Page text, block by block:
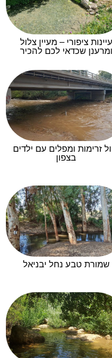
עיינות ציפורי – מעיין צלול
ומרענן שכדאי לכם להכיר
זרימות ומפלים עם ילדים
בצפון
שמורת טבע נחל יבניאל